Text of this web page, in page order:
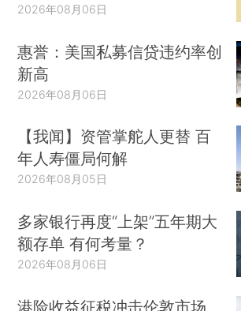
2026年08月06日
惠誉：美国私募信贷违约率创
新高
2026年08月06日
【我闻】资管掌舵人更替 百
年人寿僵局何解
2026年08月05日
多家银行再度“上架”五年期大
额存单 有何考量？
2026年08月06日
港险收益征税冲击伦敦市场